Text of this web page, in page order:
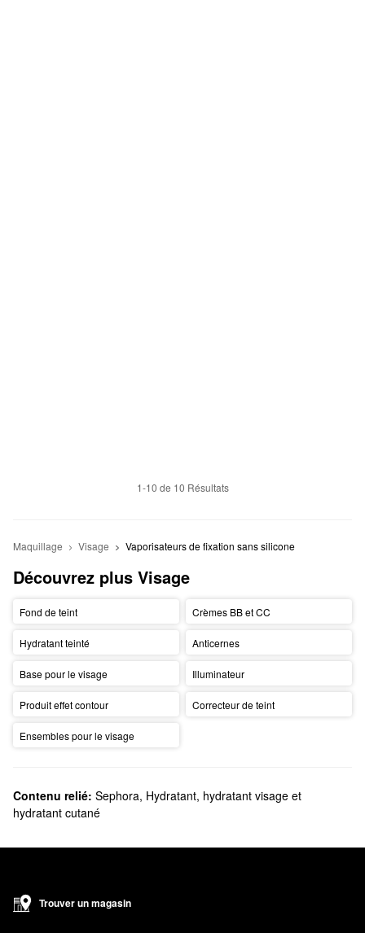
1-10 de 10 Résultats
Maquillage Visage Vaporisateurs de fixation sans silicone
Découvrez plus Visage
Fond de teint Crèmes BB et CC
Hydratant teinté Anticernes
Base pour le visage Illuminateur
Produit effet contour Correcteur de teint
Ensembles pour le visage
Contenu relié: Sephora, Hydratant, hydratant visage et
hydratant cutané
Trouver un magasin